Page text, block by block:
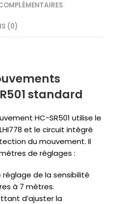
(0)
standard
HC-SR501 utilise le
et le circuit intégré
du mouvement. Il
de réglages :
de la sensibilité
à 7 mètres.
d’ajuster la